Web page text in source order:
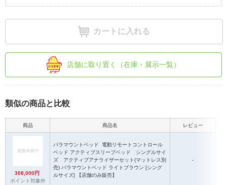
カートに入れる
店舗に取り置く（在庫・展示一覧）
類似の商品と比較
商品 商品名 レビュー
308,000円
ポイント対象外
パラマウントベッド
ベッド アクティブスリープベッド シングルサイ
ズ アクティブアナライザーセット(マットレス別
売) パラマウントベッド ライトブラウン [シング
ルサイズ] 【店舗のみ販売】
-